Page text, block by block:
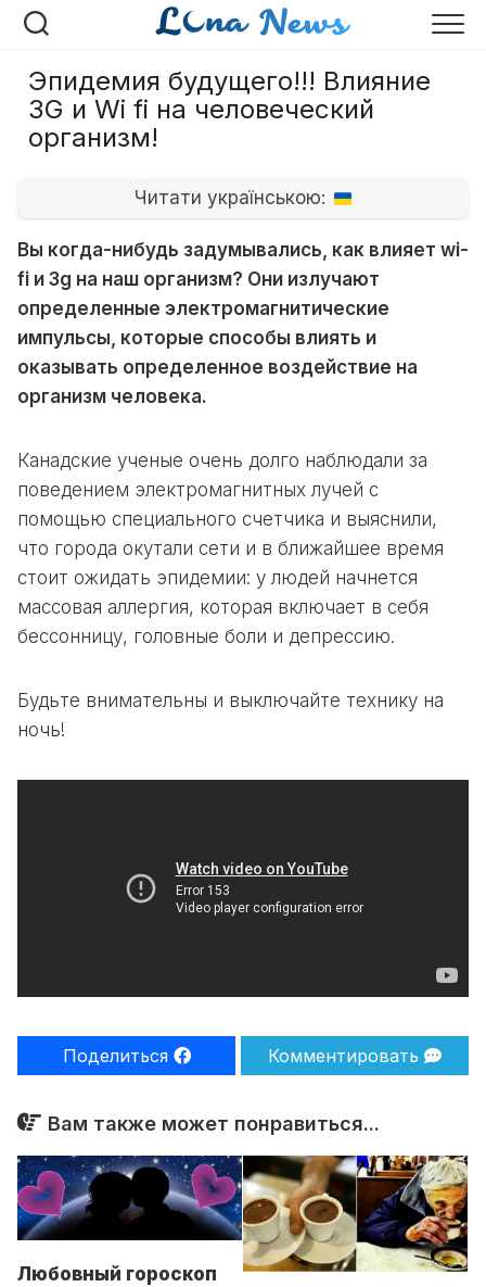
Перейти
Эпидемия будущего!!! Влияние
3G и Wi fi на человеческий
организм!
Читати українською:
Вы когда-нибудь задумывались, как влияет wi-
fi и 3g на наш организм? Они излучают
определенные электромагнитические
импульсы, которые способы влиять и
оказывать определенное воздействие на
организм человека.
Канадские ученые очень долго наблюдали за
поведением электромагнитных лучей с
помощью специального счетчика и выяснили,
что города окутали сети и в ближайшее время
стоит ожидать эпидемии: у людей начнется
массовая аллергия, которая включает в себя
бессонницу, головные боли и депрессию.
Будьте внимательны и выключайте технику на
ночь!
Поделиться Комментировать
Вам также может понравиться...
Любовный гороскоп